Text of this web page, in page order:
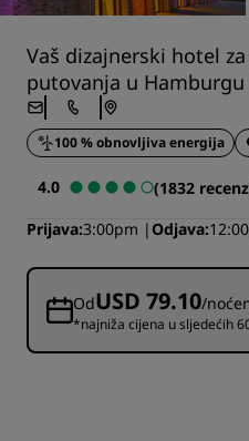
Vaš dizajnerski hotel
putovanja u Hamburgu
100 % obnovljiva energija
4.0
(1832
Prijava 3:00pm Odjava
OdUSD 79.10/
*najniža cijena u sljedećih